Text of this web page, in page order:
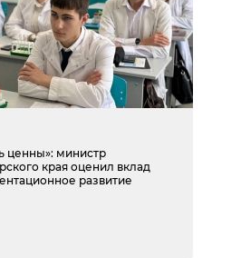
ценны»: министр
края оценил вклад
развитие